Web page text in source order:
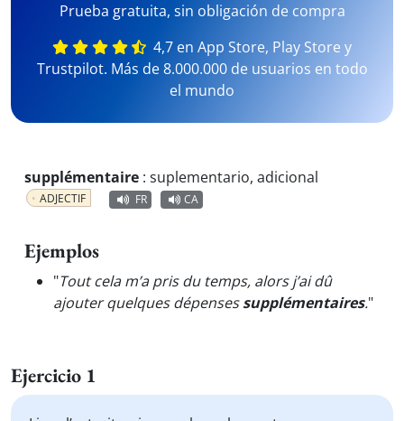
Prueba gratuita, sin obligación de compra
4,7 en App Store, Play Store y
Trustpilot. Más de 8.000.000 de usuarios en todo
el mundo
supplémentaire : suplementario, adicional
ADJECTIF FR CA
Ejemplos
"Tout cela m’a pris du temps, alors j’ai dû
ajouter quelques dépensessupplémentaires."
Ejercicio 1